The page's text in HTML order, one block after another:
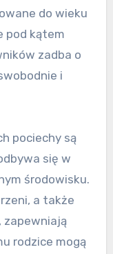
do wieku
pod kątem
zadba o
i
pociechy są
się w
środowisku.
a także
zapewniają
rodzice mogą